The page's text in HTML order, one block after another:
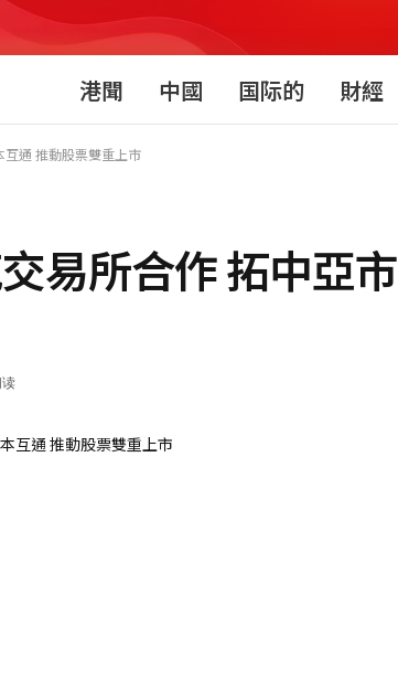
港聞 中國 国际的 財經
通 推動股票雙重上市
易所合作 拓中亞